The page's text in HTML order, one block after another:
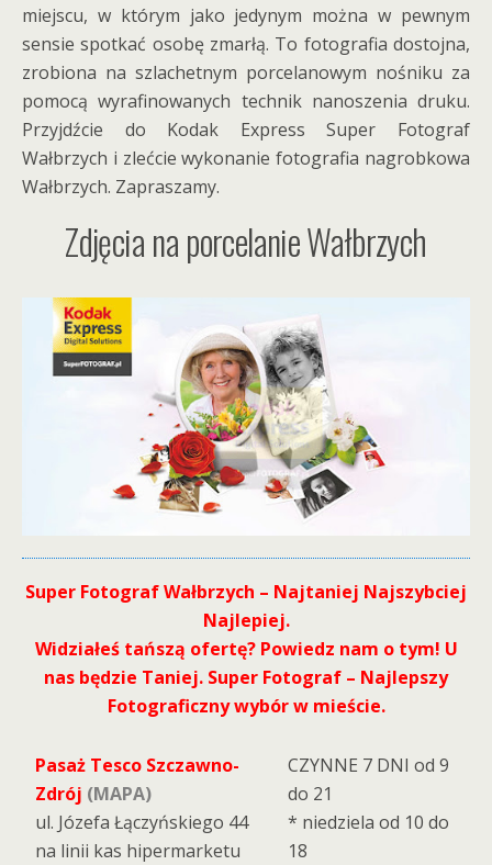
miejscu, w którym jako jedynym można w pewnym
sensie spotkać osobę zmarłą. To fotografia dostojna,
zrobiona na szlachetnym porcelanowym nośniku za
pomocą wyrafinowanych technik nanoszenia druku.
Przyjdźcie do Kodak Express Super Fotograf
Wałbrzych i zlećcie wykonanie fotografia nagrobkowa
Wałbrzych. Zapraszamy.
Zdjęcia na porcelanie Wałbrzych
Super Fotograf Wałbrzych – Najtaniej Najszybciej
Najlepiej.
Widziałeś tańszą ofertę? Powiedz nam o tym! U
nas będzie Taniej. Super Fotograf – Najlepszy
Fotograficzny wybór w mieście.
Pasaż Tesco Szczawno-
Zdrój (MAPA)
ul. Józefa Łączyńskiego 44
na linii kas hipermarketu
CZYNNE 7 DNI od 9
do 21
* niedziela od 10 do
18